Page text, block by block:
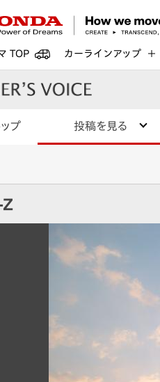
TOP カーラインアップ
ップ 投稿を見る
Z